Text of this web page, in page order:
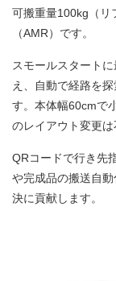
可搬重量100kg（リ
（AMR）です。
スモールスタート
え、自動で経路を
す。本体幅60cmで
のレイアウト変更は
QRコードで行き先
や完成品の搬送自
決に貢献します。